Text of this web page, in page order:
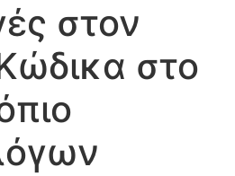
στον
στο